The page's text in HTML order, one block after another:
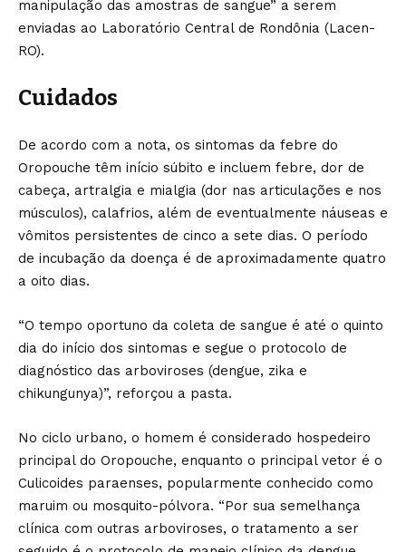
manipulação das amostras de sangue” a serem
enviadas ao Laboratório Central de Rondônia (Lacen-
RO).
Cuidados
De acordo com a nota, os sintomas da febre do
Oropouche têm início súbito e incluem febre, dor de
cabeça, artralgia e mialgia (dor nas articulações e nos
músculos), calafrios, além de eventualmente náuseas e
vômitos persistentes de cinco a sete dias. O período
de incubação da doença é de aproximadamente quatro
a oito dias.
“O tempo oportuno da coleta de sangue é até o quinto
dia do início dos sintomas e segue o protocolo de
diagnóstico das arboviroses (dengue, zika e
chikungunya)”, reforçou a pasta.
No ciclo urbano, o homem é considerado hospedeiro
principal do Oropouche, enquanto o principal vetor é o
Culicoides paraenses, popularmente conhecido como
maruim ou mosquito-pólvora. “Por sua semelhança
clínica com outras arboviroses, o tratamento a ser